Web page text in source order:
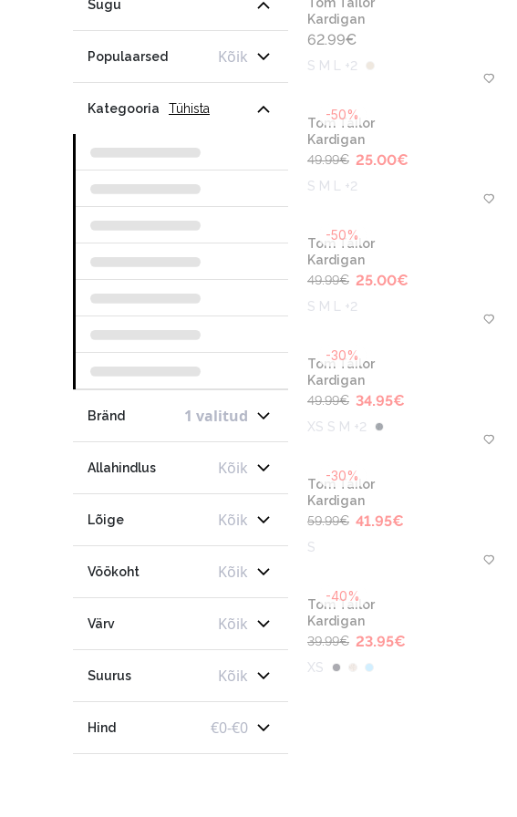
Sugu
Populaarsed Kõik
Kategooria Tühista
Bränd 1 valitud
Allahindlus Kõik
Lõige Kõik
Vöökoht Kõik
Värv Kõik
Suurus Kõik
Hind €0-€0
Kardigan
62.99€
S M L +2
-50%
Tom Tailor
Kardigan
49.99€ 25.00€
S M L +2
-50%
Tom Tailor
Kardigan
49.99€ 25.00€
S M L +2
-30%
Tom Tailor
Kardigan
49.99€ 34.95€
XS S M +2
-30%
Tom Tailor
Kardigan
59.99€ 41.95€
S
-40%
Tom Tailor
Kardigan
39.99€ 23.95€
XS